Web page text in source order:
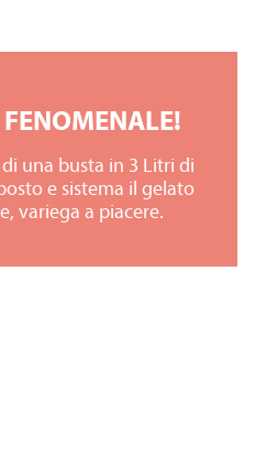
una busta in 3 Litri di
e sistema il gelato
variega a piacere.